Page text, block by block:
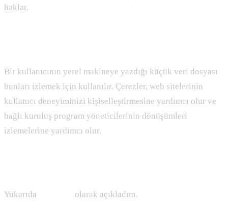
haklar.
Bir kullanıcının yerel makineye yazdığı küçük veri dosyası
bunları izlemek için kullanılır. Çerezler, web sitelerinin
kullanıcı deneyiminizi kişiselleştirmesine yardımcı olur ve
bağlı kuruluş program yöneticilerinin dönüşümleri
izlemelerine yardımcı olur.
Yukarıda olarak açıkladım.